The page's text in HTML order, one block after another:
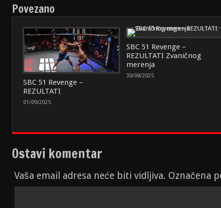
Povezano
SBC 51 Revenge –
REZULTATI
01/09/2025
SBC 51 Revenge –
REZULTATI Zvaničnog
merenja
30/08/2025
Ostavi komentar
Vaša email adresa neće biti vidljiva. Označena